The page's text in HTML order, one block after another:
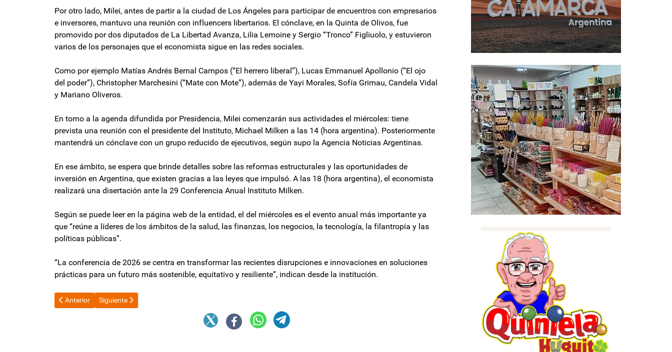
Por otro lado, Milei, antes de partir a la ciudad de Los Ángeles para participar de encuentros con empresarios
e inversores, mantuvo una reunión con influencers libertarios. El cónclave, en la Quinta de Olivos, fue
promovido por dos diputados de La Libertad Avanza, Lilia Lemoine y Sergio “Tronco” Figliuolo, y estuvieron
varios de los personajes que el economista sigue en las redes sociales.
Como por ejemplo Matías Andrés Bernal Campos (“El herrero liberal”), Lucas Emmanuel Apollonio (“El ojo
del poder”), Christopher Marchesini (“Mate con Mote”), además de Yayi Morales, Sofía Grimau, Candela Vidal
y Mariano Oliveros.
En torno a la agenda difundida por Presidencia, Milei comenzarán sus actividades el miércoles: tiene
prevista una reunión con el presidente del Instituto, Michael Milken a las 14 (hora argentina). Posteriormente
mantendrá un cónclave con un grupo reducido de ejecutivos, según supo la Agencia Noticias Argentinas.
En ese ámbito, se espera que brinde detalles sobre las reformas estructurales y las oportunidades de
inversión en Argentina, que existen gracias a las leyes que impulsó. A las 18 (hora argentina), el economista
realizará una disertación ante la 29 Conferencia Anual Instituto Milken.
Según se puede leer en la página web de la entidad, el del miércoles es el evento anual más importante ya
que “reúne a líderes de los ámbitos de la salud, las finanzas, los negocios, la tecnología, la filantropía y las
políticas públicas”.
“La conferencia de 2026 se centra en transformar las recientes disrupciones e innovaciones en soluciones
prácticas para un futuro más sostenible, equitativo y resiliente”, indican desde la institución.
Artículo anterior: Pettovello designó al Subsecretario de Empleo y Formación Laboral
Anterior Artículo siguiente: Caso Adorni: ordenan peritar el celular del contratista y avanza la investigación
Siguiente